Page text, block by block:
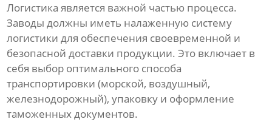
Логистика является важной частью процесса.
Заводы должны иметь налаженную систему
логистики для обеспечения своевременной и
безопасной доставки продукции. Это включает в
себя выбор оптимального способа
транспортировки (морской, воздушный,
железнодорожный), упаковку и оформление
таможенных документов.